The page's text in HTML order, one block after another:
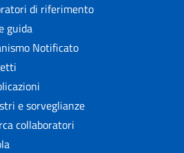
di riferimento
guida
Notificato
e sorveglianze
collaboratori